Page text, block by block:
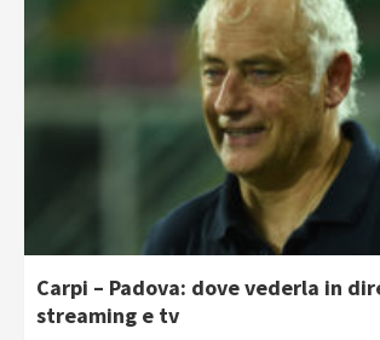
Carpi – Padova: dove vederla in
streaming e tv